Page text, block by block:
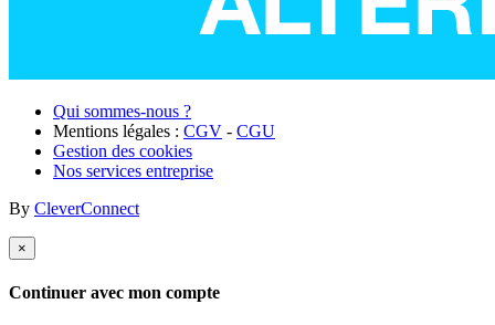
Qui sommes-nous ?
Mentions légales : CGV - CGU
Gestion des cookies
Nos services entreprise
By CleverConnect
×
Continuer avec mon compte